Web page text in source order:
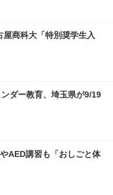
屋商科大「特別奨学生入
ダー教育、埼玉県が9/19
AED講習も「おしごと体